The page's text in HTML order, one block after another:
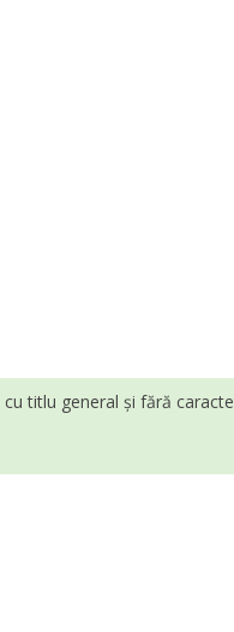
titlu general și fără